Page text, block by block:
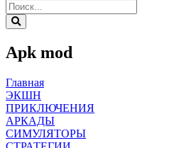
Apk mod
Главная
ЭКШН
ПРИКЛЮЧЕНИЯ
АРКАДЫ
СИМУЛЯТОРЫ